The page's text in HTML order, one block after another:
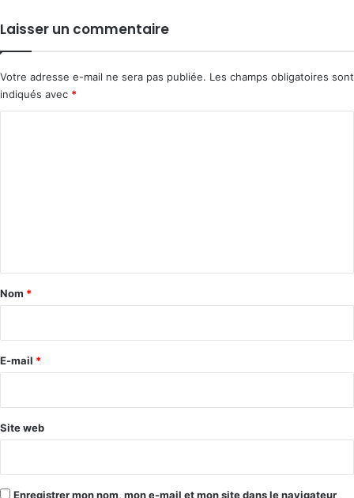
Laisser un commentaire
Votre adresse e-mail ne sera pas publiée. Les champs obligatoires sont
indiqués avec *
a
e
Nom *
E-mail *
Site web
Enregistrer mon nom, mon e-mail et mon site dans le navigateur